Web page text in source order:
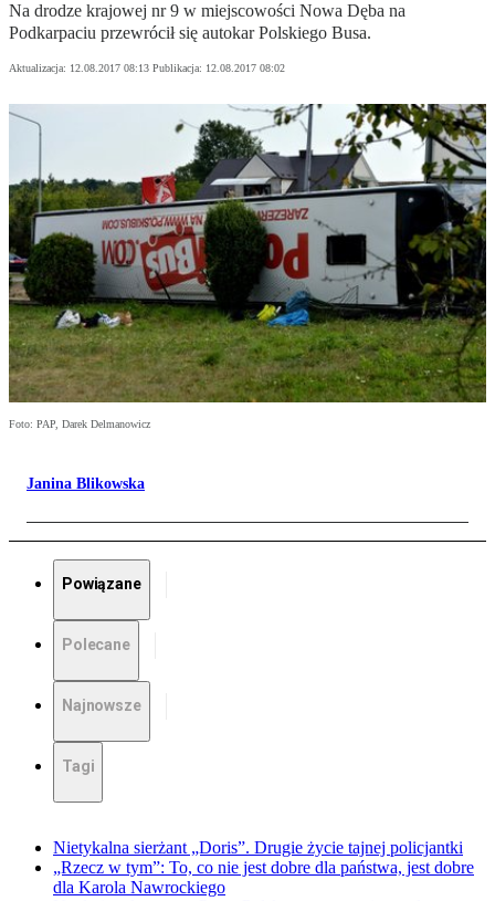
Na drodze krajowej nr 9 w miejscowości Nowa Dęba na
Podkarpaciu przewrócił się autokar Polskiego Busa.
Aktualizacja: 12.08.2017 08:13 Publikacja: 12.08.2017 08:02
Foto: PAP, Darek Delmanowicz
Janina Blikowska
Powiązane
Polecane
Najnowsze
Tagi
Nietykalna sierżant „Doris”. Drugie życie tajnej policjantki
„Rzecz w tym”: To, co nie jest dobre dla państwa, jest dobre
dla Karola Nawrockiego